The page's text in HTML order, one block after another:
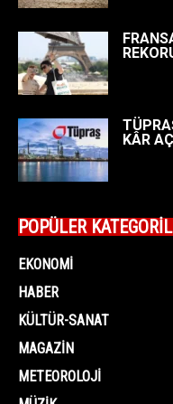
KÂR
POPÜLER
EKONOMI
HABER
KÜLTÜR-SANAT
MAGAZIN
METEOROLOJI